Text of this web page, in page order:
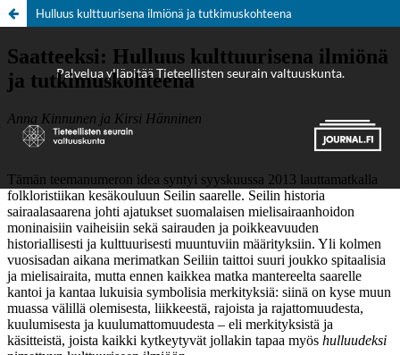
Hulluus kulttuurisena ilmiönä ja tutkimuskohteena
Palvelua ylläpitääTieteellisten seurain valtuuskunta.